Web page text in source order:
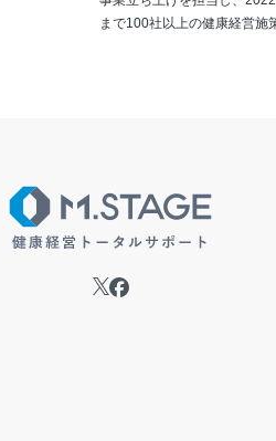
まで100社以上の健康経営施